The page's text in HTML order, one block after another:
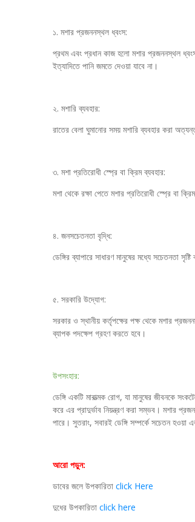
১. মশার প্রজননস্থল ধ্বংস:
প্রথম এবং প্রধান কাজ হলো মশার প্রজননস্থল
ইত্যাদিতে পানি জমতে দেওয়া যাবে না।
২. মশারি ব্যবহার:
রাতের বেলা ঘুমানোর সময় মশারি ব্যবহার করা
৩. মশা প্রতিরোধী স্প্রে বা ক্রিম ব্যবহার:
মশা থেকে রক্ষা পেতে মশার প্রতিরোধী স্প্রে বা
৪. জনসচেতনতা বৃদ্ধি:
ডেঙ্গির ব্যাপারে সাধারণ মানুষের মধ্যে সচেতনতা
৫. সরকারি উদ্যোগ:
সরকার ও স্থানীয় কর্তৃপক্ষের পক্ষ থেকে মশার
ব্যাপক পদক্ষেপ গ্রহণ করতে হবে।
উপসংহার:
ডেঙ্গি একটি মারাত্মক রোগ, যা মানুষের জীবনকে
করে এর প্রাদুর্ভাব নিয়ন্ত্রণ করা সম্ভব। মশার
পারে। সুতরাং, সবারই ডেঙ্গি সম্পর্কে সচেতন
আরো পড়ুন:
ডাবের জলে উপকারিতা click Here
দুধের উপকারিতা click here